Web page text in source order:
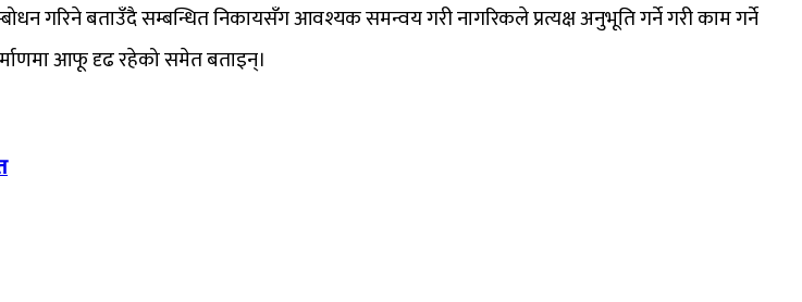
गरिने बताउँदै सम्बन्धित निकायसँग आवश्यक समन्वय गरी नागरिकले प्रत्यक्ष अनुभूति गर्ने गरी काम गर्ने
आफू दृढ रहेको समेत बताइन्।